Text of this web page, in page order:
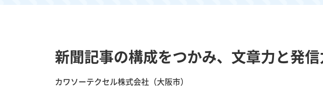
新聞記事の構成をつかみ、文章力と発
カワソーテクセル株式会社（大阪市）